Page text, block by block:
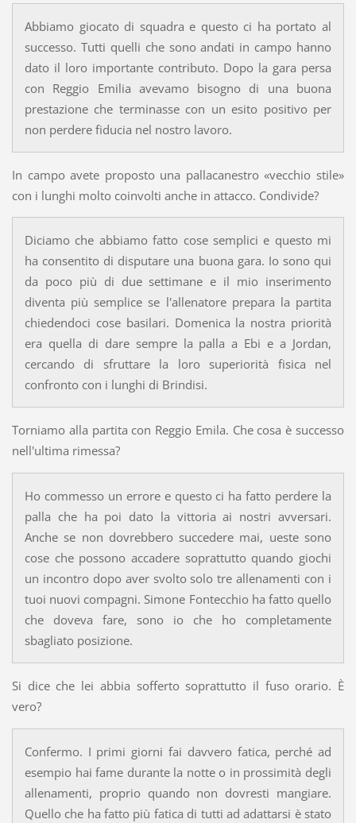
Abbiamo giocato di squadra e questo ci ha portato al
successo. Tutti quelli che sono andati in campo hanno
dato il loro importante contributo. Dopo la gara persa
con Reggio Emilia avevamo bisogno di una buona
prestazione che terminasse con un esito positivo per
non perdere fiducia nel nostro lavoro.
In campo avete proposto una pallacanestro «vecchio stile»
con i lunghi molto coinvolti anche in attacco. Condivide?
Diciamo che abbiamo fatto cose semplici e questo mi
ha consentito di disputare una buona gara. Io sono qui
da poco più di due settimane e il mio inserimento
diventa più semplice se l'allenatore prepara la partita
chiedendoci cose basilari. Domenica la nostra priorità
era quella di dare sempre la palla a Ebi e a Jordan,
cercando di sfruttare la loro superiorità fisica nel
confronto con i lunghi di Brindisi.
Torniamo alla partita con Reggio Emila. Che cosa è successo
nell'ultima rimessa?
Ho commesso un errore e questo ci ha fatto perdere la
palla che ha poi dato la vittoria ai nostri avversari.
Anche se non dovrebbero succedere mai, ueste sono
cose che possono accadere soprattutto quando giochi
un incontro dopo aver svolto solo tre allenamenti con i
tuoi nuovi compagni. Simone Fontecchio ha fatto quello
che doveva fare, sono io che ho completamente
sbagliato posizione.
Si dice che lei abbia sofferto soprattutto il fuso orario. È
vero?
Confermo. I primi giorni fai davvero fatica, perché ad
esempio hai fame durante la notte o in prossimità degli
allenamenti, proprio quando non dovresti mangiare.
Quello che ha fatto più fatica di tutti ad adattarsi è stato